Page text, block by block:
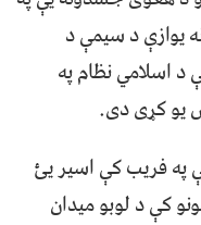
یوازې د سیمې د
د اسلامي نظام په
یو کړی دی.
فریب کې اسیر یئ
کې د لوبو میدان